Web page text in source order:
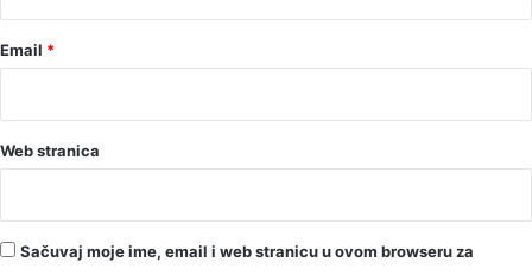
Email *
Web stranica
Sačuvaj moje ime, email i web stranicu u ovom browseru za